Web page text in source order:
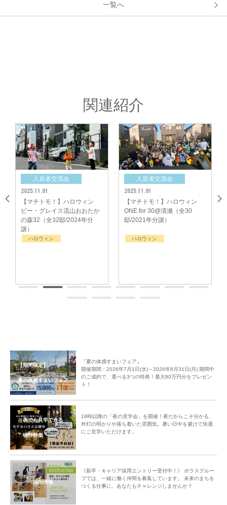
それぞれにハロウィンの仮装をして集まる可愛い子どもたち。自己紹介をし
次回催し物をやりたいねという話題になりました。」
「今回初めてマチトモ！サポートを利用して親睦会をやろうと思い、仲の良
お菓子や飲み物を仕分けたり♪みんなで準備しながら、当日を楽しみに過ご
しました。」
中央グリーン開発㈱では、これからの街の成長を楽しみにしつつ、今後も
「ご入居者様間のコミュニティ形成」のサポートをしてまいります。
一覧へ
関連紹介
入居者交流会
2025.11.01
【マチトモ！】ハロウィン
ビー・グレイス流山おおたか
の森32（全32邸/2024年分
譲）
ハロウィン
入居者交流会
2025.11.01
【マチトモ！】ハロウィン
ONE for 30@清瀬（全30
邸/2021年分譲）
ハロウィン
【期間限定】
夏の体感すまいフェア
『夏の体感すまいフェア』
開催期間：2026年7月1日(水)～2026年8月31日(月) 期間中
のご成約で、選べる3つの特典！最大80万円分をプレゼン
ト！
夜でも見学できる
物件特集
18時以降の「夜の見学会」を開催！夜だからこそ分かる、
外灯の明かりや落ち着いた雰囲気。暑い日中を避けて快適
にご見学いただけます。
採用情報
《新卒・キャリア採用エントリー受付中！》 ポラスグルー
プでは、一緒に働く仲間を募集しています。 未来のまちを
つくる仕事に、あなたもチャレンジしませんか？